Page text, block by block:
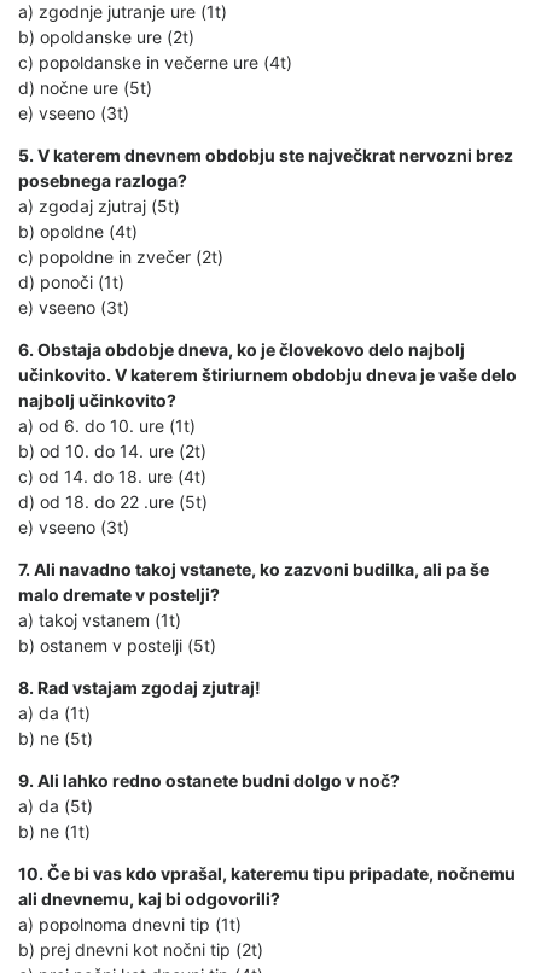
a) zgodnje jutranje ure (1t)
b) opoldanske ure (2t)
c) popoldanske in večerne ure (4t)
d) nočne ure (5t)
e) vseeno (3t)
5. V katerem dnevnem obdobju ste največkrat nervozni brez
posebnega razloga?
a) zgodaj zjutraj (5t)
b) opoldne (4t)
c) popoldne in zvečer (2t)
d) ponoči (1t)
e) vseeno (3t)
6. Obstaja obdobje dneva, ko je človekovo delo najbolj
učinkovito. V katerem štiriurnem obdobju dneva je vaše delo
najbolj učinkovito?
a) od 6. do 10. ure (1t)
b) od 10. do 14. ure (2t)
c) od 14. do 18. ure (4t)
d) od 18. do 22 .ure (5t)
e) vseeno (3t)
7. Ali navadno takoj vstanete, ko zazvoni budilka, ali pa še
malo dremate v postelji?
a) takoj vstanem (1t)
b) ostanem v postelji (5t)
8. Rad vstajam zgodaj zjutraj!
a) da (1t)
b) ne (5t)
9. Ali lahko redno ostanete budni dolgo v noč?
a) da (5t)
b) ne (1t)
10. Če bi vas kdo vprašal, kateremu tipu pripadate, nočnemu
ali dnevnemu, kaj bi odgovorili?
a) popolnoma dnevni tip (1t)
b) prej dnevni kot nočni tip (2t)